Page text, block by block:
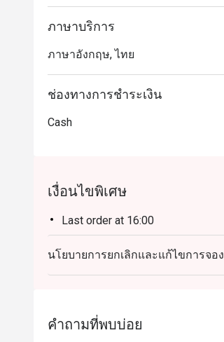
ภาษาบริการ
ภาษาอังกฤษ, ไทย
ช่องทางการชำระเงิน
Cash
เงื่อนไขพิเศษ
Last order at 16:00
นโยบายการยกเลิกและแก้ไขการจอง
คำถามที่พบบ่อย